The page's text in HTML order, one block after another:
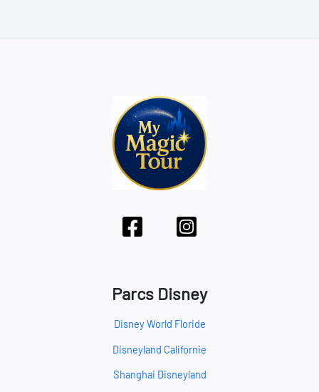
Parcs Disney
Disney World Floride
Disneyland Californie
Shanghai Disneyland